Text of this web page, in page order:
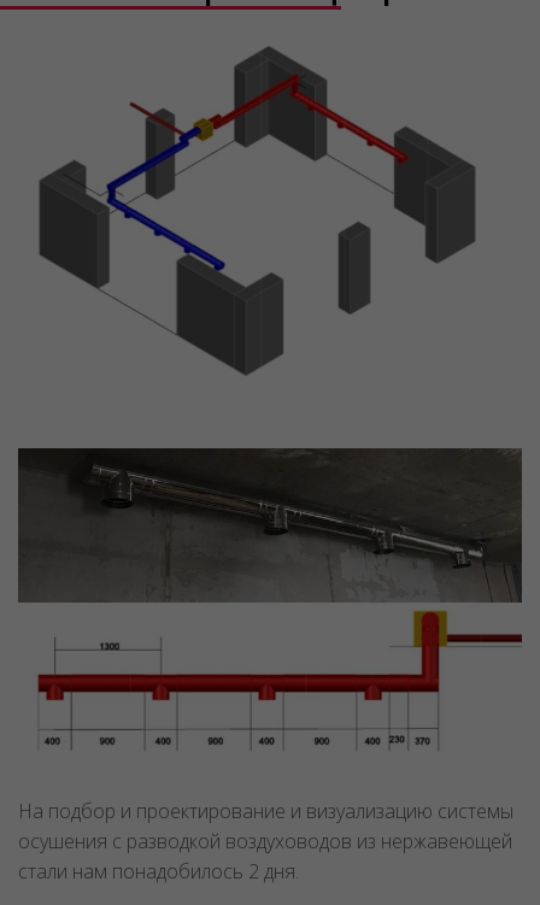
На подбор и проектирование и визуализацию системы
осушения с разводкой воздуховодов из нержавеющей
стали нам понадобилось 2 дня.